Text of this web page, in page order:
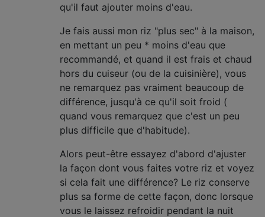
qu'il faut ajouter moins d'eau.
Je fais aussi mon riz "plus sec" à la maison,
en mettant un peu * moins d'eau que
recommandé, et quand il est frais et chaud
hors du cuiseur (ou de la cuisinière), vous
ne remarquez pas vraiment beaucoup de
différence, jusqu'à ce qu'il soit froid (
quand vous remarquez que c'est un peu
plus difficile que d'habitude).
Alors peut-être essayez d'abord d'ajuster
la façon dont vous faites votre riz et voyez
si cela fait une différence? Le riz conserve
plus sa forme de cette façon, donc lorsque
vous le laissez refroidir pendant la nuit